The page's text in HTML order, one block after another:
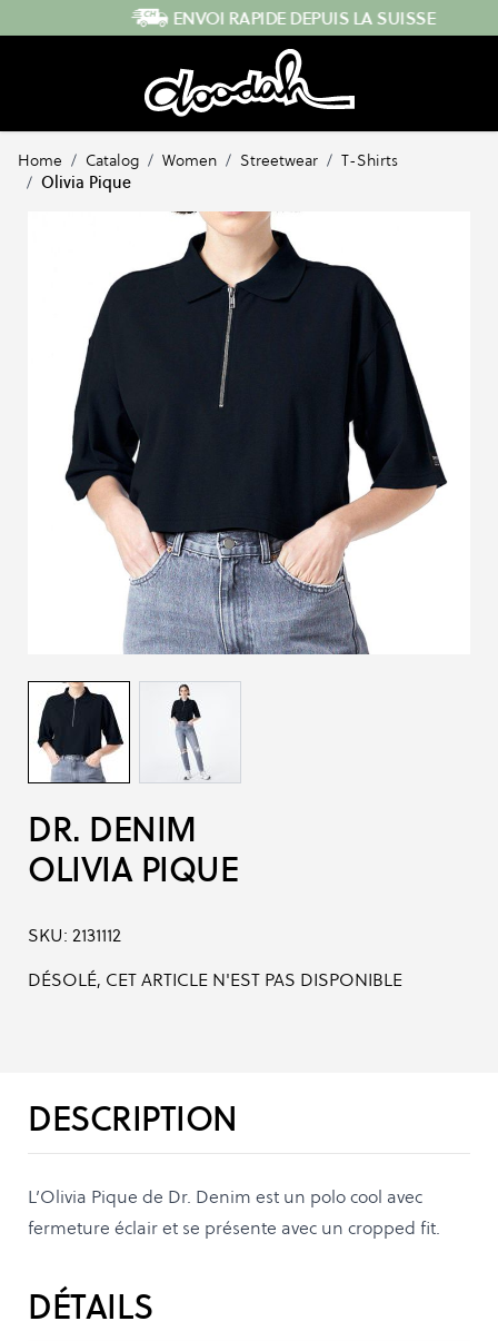
ENVOI RAPIDE DEPUIS LA SUISSE
Home / Catalog / Women / Streetwear / T-Shirts
/ Olivia Pique
DR. DENIM
OLIVIA PIQUE
SKU: 2131112
DÉSOLÉ, CET ARTICLE N'EST PAS DISPONIBLE
DESCRIPTION
L’Olivia Pique de Dr. Denim est un polo cool avec
fermeture éclair et se présente avec un cropped fit.
DÉTAILS